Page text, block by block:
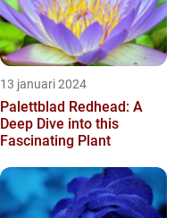
13 januari 2024
Palettblad Redhead: A
Deep Dive into this
Fascinating Plant